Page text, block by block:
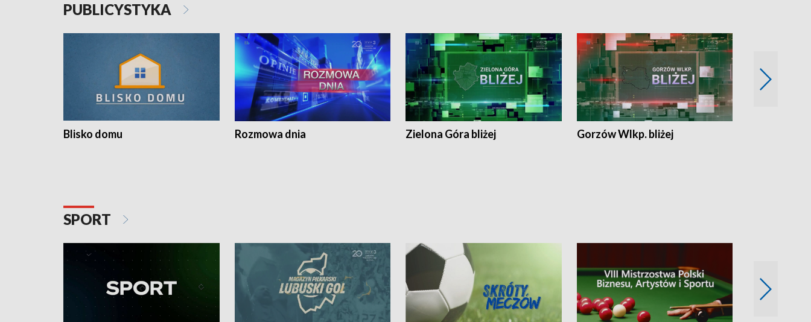
PUBLICYSTYKA
Blisko domu Rozmowa dnia Zielona Góra bliżej Gorzów Wlkp. bliżej
SPORT